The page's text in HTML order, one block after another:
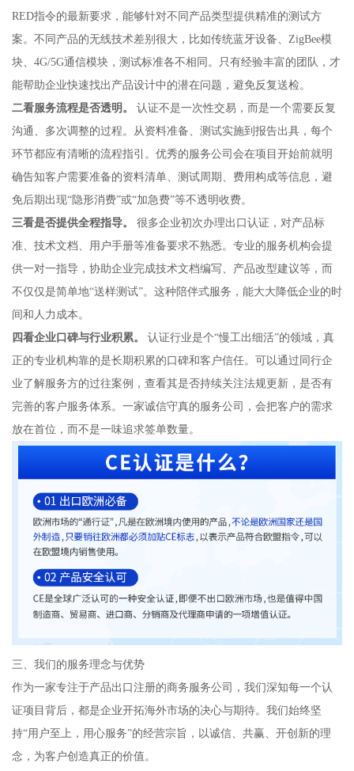
RED指令的最新要求，能够针对不同产品类型提供精准的测试方
案。不同产品的无线技术差别很大，比如传统蓝牙设备、ZigBee模
块、4G/5G通信模块，测试标准各不相同。只有经验丰富的团队，才
能帮助企业快速找出产品设计中的潜在问题，避免反复送检。
二看服务流程是否透明。
认证不是一次性交易，而是一个需要反复
沟通、多次调整的过程。从资料准备、测试实施到报告出具，每个
环节都应有清晰的流程指引。优秀的服务公司会在项目开始前就明
确告知客户需要准备的资料清单、测试周期、费用构成等信息，避
免后期出现“隐形消费”或“加急费”等不透明收费。
三看是否提供全程指导。
很多企业初次办理出口认证，对产品标
准、技术文档、用户手册等准备要求不熟悉。专业的服务机构会提
供一对一指导，协助企业完成技术文档编写、产品改型建议等，而
不仅仅是简单地“送样测试”。这种陪伴式服务，能大大降低企业的时
间和人力成本。
四看企业口碑与行业积累。
认证行业是个“慢工出细活”的领域，真
正的专业机构靠的是长期积累的口碑和客户信任。可以通过同行企
业了解服务方的过往案例，查看其是否持续关注法规更新，是否有
完善的客户服务体系。一家诚信守真的服务公司，会把客户的需求
放在首位，而不是一味追求签单数量。
三、我们的服务理念与优势
作为一家专注于产品出口注册的商务服务公司，我们深知每一个认
证项目背后，都是企业开拓海外市场的决心与期待。我们始终坚
持“用户至上，用心服务”的经营宗旨，以诚信、共赢、开创新的理
念，为客户创造真正的价值。